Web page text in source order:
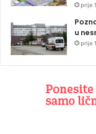
prije
u
prije